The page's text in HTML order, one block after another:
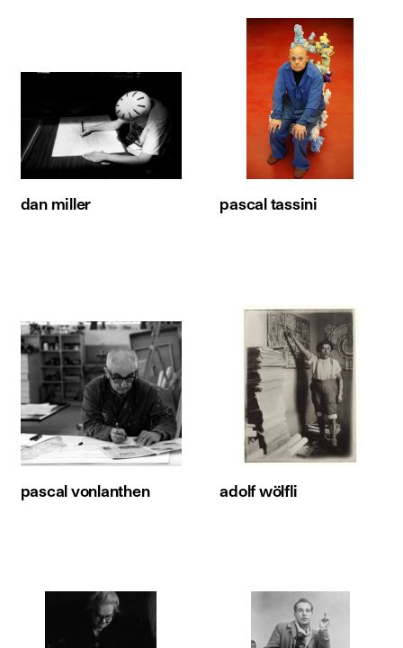
dan miller pascal tassini
pascal vonlanthen adolf wölfli